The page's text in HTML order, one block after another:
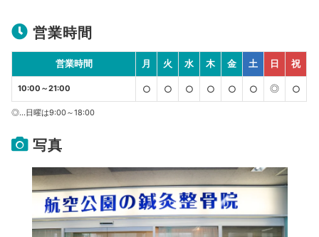
営業時間
営業時間 月 火 水 木 金 土 日 祝
10:00～21:00 ○ ○ ○ ○ ○ ○ ◎ ○
◎…日曜は9:00～18:00
写真